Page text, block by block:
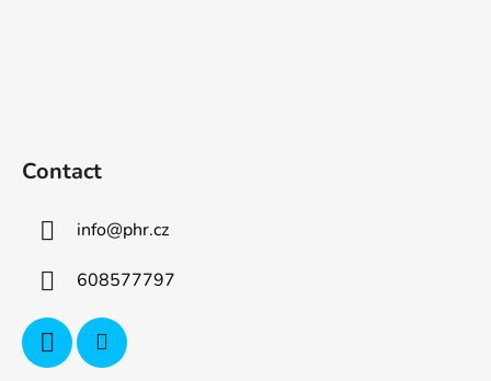
Contact
info@phr.cz
608577797